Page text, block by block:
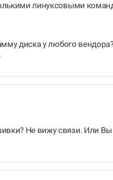
линуксовыми
диска у любого
Не вижу связи. Или Вы